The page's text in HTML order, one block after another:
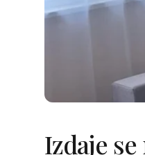
Izdaje